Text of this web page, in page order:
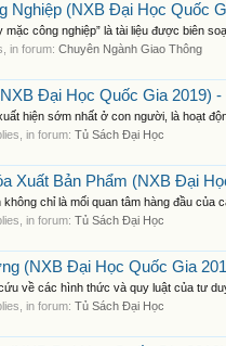
Nghiệp (NXB Đại Học Quốc
mặc công nghiệp” là tài liệu được biên
in forum:Chuyên Ngành Giao Thông
Đại Học Quốc Gia 2019) -
hiện sớm nhất ở con người, là hoạt
in forum:Tủ Sách Đại Học
Xuất Bản Phẩm (NXB Đại
chỉ là mối quan tâm hàng đầu của
in forum:Tủ Sách Đại Học
(NXB Đại Học Quốc Gia
về các hình thức và quy luật của tư
in forum:Tủ Sách Đại Học